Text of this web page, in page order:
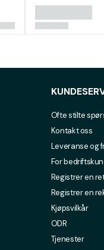
Ofte stilte
Kontakt oss
Leveranse og
For
Registrer en
Registrer en
Kjøpsvilkår
ODR
Tjenester